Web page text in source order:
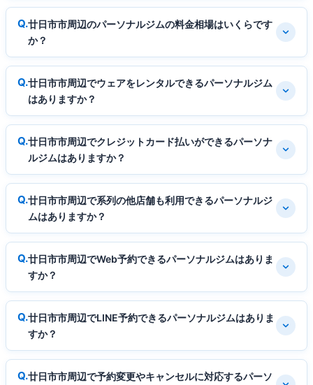
廿日市市周辺のパーソナルジムの料金相場はいくらです
か？
廿日市市周辺でウェアをレンタルできるパーソナルジム
はありますか？
廿日市市周辺でクレジットカード払いができるパーソナ
ルジムはありますか？
廿日市市周辺で系列の他店舗も利用できるパーソナルジ
ムはありますか？
廿日市市周辺でWeb予約できるパーソナルジムはありま
すか？
廿日市市周辺でLINE予約できるパーソナルジムはありま
すか？
廿日市市周辺で予約変更やキャンセルに対応するパーソ